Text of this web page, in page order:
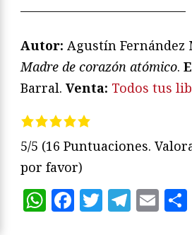
—————————————
Autor: Agustín Fernández
Madre de corazón atómico.
Barral. Venta: Todos tus
5/5 (16 Puntuaciones.
por favor)
WhatsApp
Facebook
Twitter